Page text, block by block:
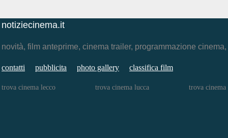
notiziecinema.it
novità, film anteprime, cinema trailer, programmazione
contatti pubblicita photo gallery classifica film
trova cinema lecco trova cinema lucca trova cinema